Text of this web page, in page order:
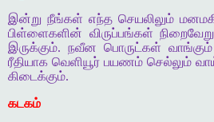
இன்று நீங்கள் எந்த செயலிலும்
பிள்ளைகளின் விருப்பங்கள்
இருக்கும். நவீன பொருட்கள்
ரீதியாக வெளியூர் பயணம் செல்லும்
கிடைக்கும்.
கடகம்